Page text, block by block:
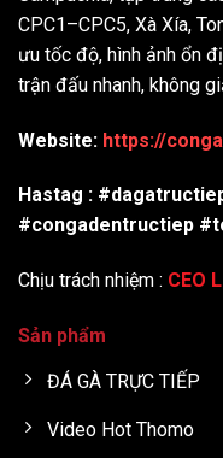
CPC1–CPC5, Xà Xía,
ưu tốc độ, hình ảnh ổn
trận đấu nhanh, không
Website: https://
Hastag :
#congadentructiep
Chịu trách nhiệm : CEO
Sản phẩm
ĐÁ GÀ TRỰC TIẾP
Video Hot Thomo